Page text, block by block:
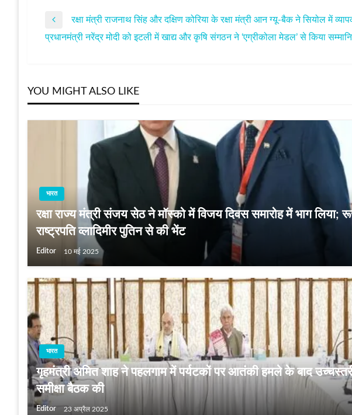
पोस्ट
Previous
Post
रक्षा मंत्री राजनाथ सिंह और दक्षिण कोरिया के रक्षा मंत्री आन ग्यू-बैक ने सियोल में व्यापक
Next
प्रधानमंत्री नरेंद्र मोदी को इटली में खाद्य और कृषि संगठन ने ‘एग्रीकोला मेडल’ से किया
YOU MIGHT ALSO LIKE
भारत
रक्षा राज्य मंत्री संजय सेठ ने मॉस्को में विजय दिवस समारोह में भाग लिया;
राष्ट्रपति व्लादिमीर पुतिन से की भेंट
Editor 10 मई 2025
भारत
गृहमंत्री अमित शाह ने पहलगाम में पर्यटकों पर आतंकी हमले के बाद
समीक्षा बैठक की
Editor 23 अप्रैल 2025